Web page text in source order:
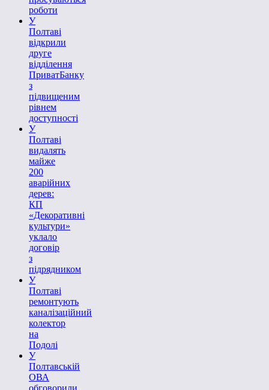
роботи
У
Полтаві
відкрили
друге
відділення
ПриватБанку
з
підвищеним
рівнем
доступності
У
Полтаві
видалять
майже
200
аварійних
дерев:
КП
«Декоративні
культури»
уклало
договір
з
підрядником
У
Полтаві
ремонтують
каналізаційний
колектор
на
Подолі
У
Полтавській
ОВА
обговорили